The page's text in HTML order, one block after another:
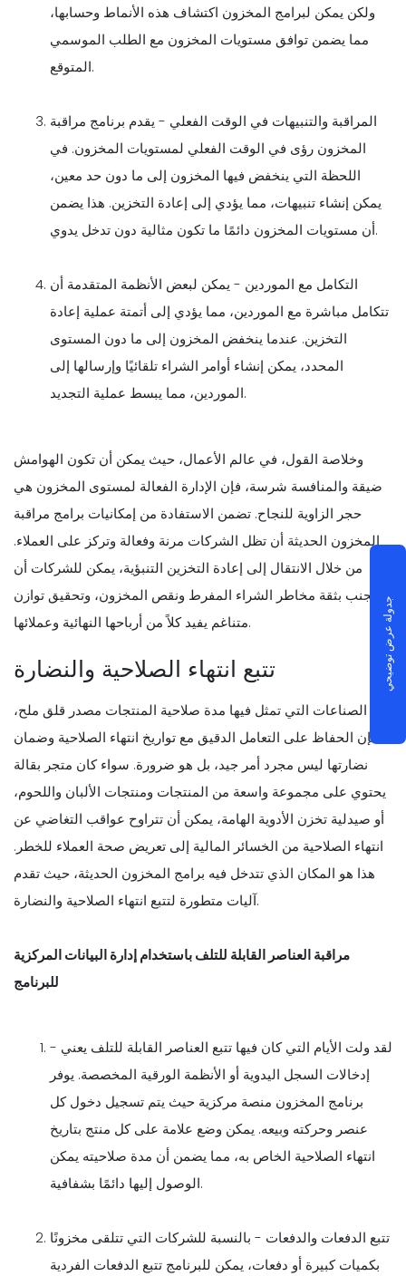
ولكن يمكن لبرامج المخزون اكتشاف هذه الأنماط وحسابها،
مما يضمن توافق مستويات المخزون مع الطلب الموسمي
المتوقع.
المراقبة والتنبيهات في الوقت الفعلي - يقدم برنامج مراقبة
المخزون رؤى في الوقت الفعلي لمستويات المخزون. في
اللحظة التي ينخفض فيها المخزون إلى ما دون حد معين،
يمكن إنشاء تنبيهات، مما يؤدي إلى إعادة التخزين. هذا يضمن
أن مستويات المخزون دائمًا ما تكون مثالية دون تدخل يدوي.
التكامل مع الموردين - يمكن لبعض الأنظمة المتقدمة أن
تتكامل مباشرة مع الموردين، مما يؤدي إلى أتمتة عملية إعادة
التخزين. عندما ينخفض المخزون إلى ما دون المستوى
المحدد، يمكن إنشاء أوامر الشراء تلقائيًا وإرسالها إلى
الموردين، مما يبسط عملية التجديد.
وخلاصة القول، في عالم الأعمال، حيث يمكن أن تكون الهوامش
ضيقة والمنافسة شرسة، فإن الإدارة الفعالة لمستوى المخزون هي
حجر الزاوية للنجاح. تضمن الاستفادة من إمكانيات برامج مراقبة
المخزون الحديثة أن تظل الشركات مرنة وفعالة وتركز على العملاء.
من خلال الانتقال إلى إعادة التخزين التنبؤية، يمكن للشركات أن
تتجنب بثقة مخاطر الشراء المفرط ونقص المخزون، وتحقيق توازن
متناغم يفيد كلاً من أرباحها النهائية وعملائها.
تتبع انتهاء الصلاحية والنضارة
في الصناعات التي تمثل فيها مدة صلاحية المنتجات مصدر قلق ملح،
فإن الحفاظ على التعامل الدقيق مع تواريخ انتهاء الصلاحية وضمان
نضارتها ليس مجرد أمر جيد، بل هو ضرورة. سواء كان متجر بقالة
يحتوي على مجموعة واسعة من المنتجات ومنتجات الألبان واللحوم،
أو صيدلية تخزن الأدوية الهامة، يمكن أن تتراوح عواقب التغاضي عن
انتهاء الصلاحية من الخسائر المالية إلى تعريض صحة العملاء للخطر.
هذا هو المكان الذي تتدخل فيه برامج المخزون الحديثة، حيث تقدم
آليات متطورة لتتبع انتهاء الصلاحية والنضارة.
مراقبة العناصر القابلة للتلف باستخدام إدارة البيانات المركزية
للبرنامج
- لقد ولت الأيام التي كان فيها تتبع العناصر القابلة للتلف يعني
إدخالات السجل اليدوية أو الأنظمة الورقية المخصصة. يوفر
برنامج المخزون منصة مركزية حيث يتم تسجيل دخول كل
عنصر وحركته وبيعه. يمكن وضع علامة على كل منتج بتاريخ
انتهاء الصلاحية الخاص به، مما يضمن أن مدة صلاحيته يمكن
الوصول إليها دائمًا بشفافية.
تتبع الدفعات والدفعات - بالنسبة للشركات التي تتلقى مخزونًا
بكميات كبيرة أو دفعات، يمكن للبرنامج تتبع الدفعات الفردية
جدولة عرض توضيحي